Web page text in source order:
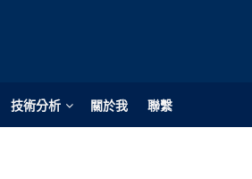
技術分析 關於我 聯繫